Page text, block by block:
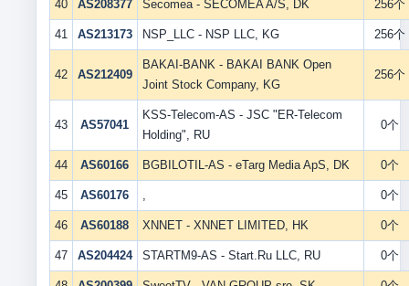
40 AS208377 Secomea - SECOMEA A/S, DK 256个
41 AS213173 NSP_LLC - NSP LLC, KG 256个
42 AS212409
BAKAI-BANK - BAKAI BANK Open
Joint Stock Company, KG
256个
43 AS57041
KSS-Telecom-AS - JSC "ER-Telecom
Holding", RU
0个
44 AS60166 BGBILOTIL-AS - eTarg Media ApS, DK 0个
45 AS60176 , 0个
46 AS60188 XNNET - XNNET LIMITED, HK 0个
47 AS204424 STARTM9-AS - Start.Ru LLC, RU 0个